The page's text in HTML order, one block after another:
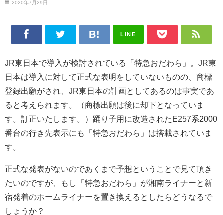
2020年7月29日
LINE
JR東日本で導入が検討されている「特急おだわら」。JR東
日本は導入に対して正式な表明をしていないものの、商標
登録出願がされ、JR東日本の計画としてあるのは事実であ
ると考えられます。（商標出願は後に却下となっていま
す。訂正いたします。）踊り子用に改造されたE257系2000
番台の行き先表示にも「特急おだわら」は搭載されていま
す。
正式な発表がないのであくまで予想ということで見て頂き
たいのですが、もし「特急おだわら」が湘南ライナーと新
宿発着のホームライナーを置き換えるとしたらどうなるで
しょうか？